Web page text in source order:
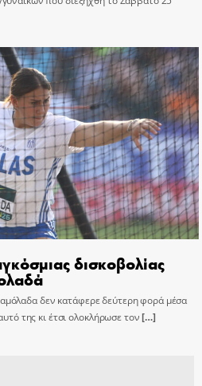
δισκοβολίας
δεν κατάφερε δεύτερη φορά μέσα
της κι έτσι ολοκλήρωσε τον[…]